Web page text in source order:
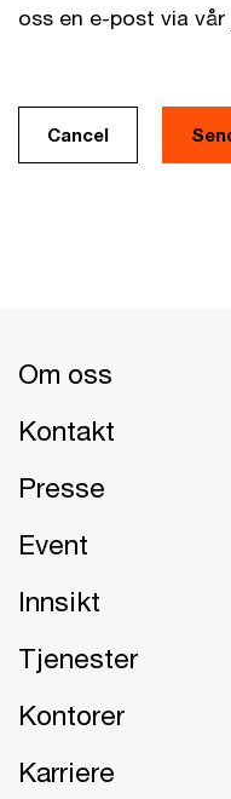
oss en e-post via vår
Cancel
Om oss
Kontakt
Presse
Event
Innsikt
Tjenester
Kontorer
Karriere